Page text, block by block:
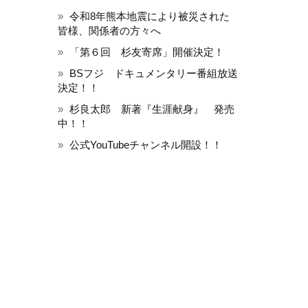
令和8年熊本地震により被災された
皆様、関係者の方々へ
「第６回 杉友寄席」開催決定！
BSフジ ドキュメンタリー番組放送
決定！！
杉良太郎 新著『生涯献身』 発売
中！！
公式YouTubeチャンネル開設！！